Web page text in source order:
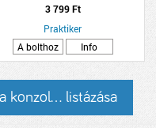
3 799 Ft
Praktiker
A bolthoz
Info
konzol... listázása